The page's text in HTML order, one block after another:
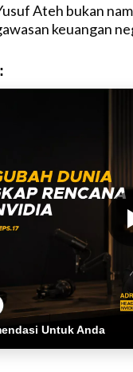
Ateh bukan
keuangan
Untuk Anda